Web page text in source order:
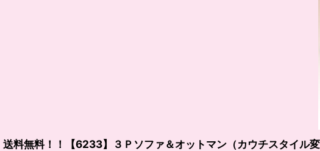
送料無料！！【6233】３Ｐソファ＆オットマン（カウチスタイル